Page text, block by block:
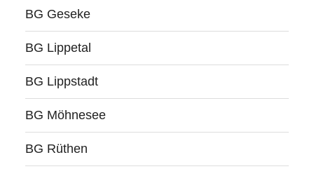
BG Geseke
BG Lippetal
BG Lippstadt
BG Möhnesee
BG Rüthen